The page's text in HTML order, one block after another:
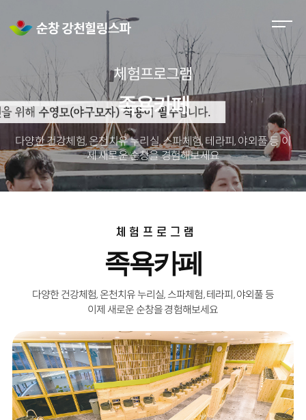
M
e
n
u
p
e
n
체험프로그램
족욕카페
다양한 건강체험, 온천치유 누리실, 스파체험, 테라피, 야외풀 등이
제 새로운 순창을 경험해보세요
체험프로그램
족욕카페
다양한 건강체험, 온천치유 누리실, 스파체험, 테라피, 야외풀 등
이제 새로운 순창을 경험해보세요